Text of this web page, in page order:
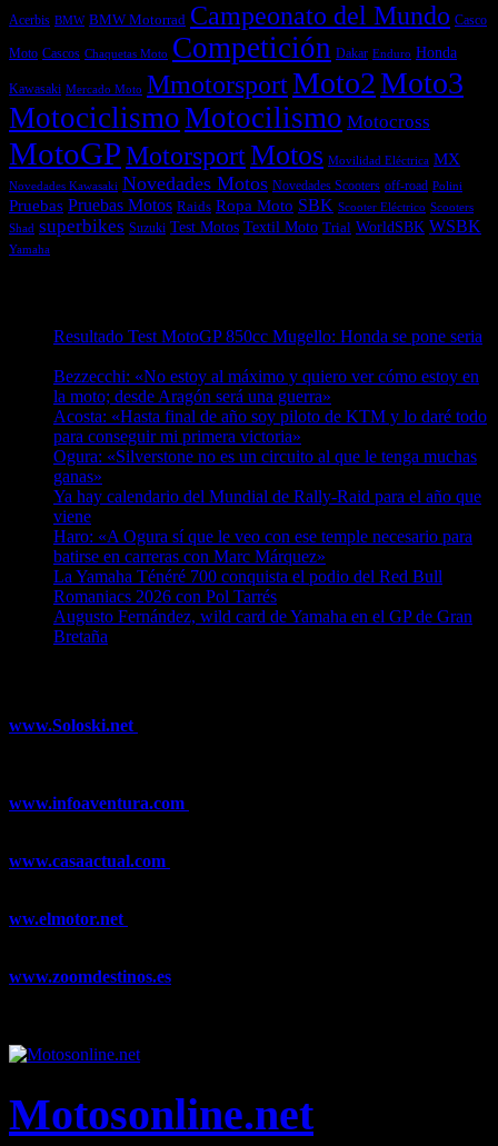
Acerbis BMW BMW Motorrad Campeonato del Mundo Casco
Moto Cascos Chaquetas Moto Competición Dakar Enduro Honda
Kawasaki Mercado Moto MmotorsportMoto2Moto3
MotociclismoMotocilismo Motocross
MotoGPMotorsportMotos Movilidad Eléctrica MX
Novedades Kawasaki Novedades Motos Novedades Scooters off-road Polini
Pruebas Pruebas Motos Raids Ropa Moto SBK Scooter Eléctrico Scooters
Shad superbikes Suzuki Test Motos Textil Moto Trial WorldSBK WSBK
Yamaha
Resultado Test MotoGP 850cc Mugello: Honda se pone seria
Bezzecchi: «No estoy al máximo y quiero ver cómo estoy en
la moto; desde Aragón será una guerra»
Acosta: «Hasta final de año soy piloto de KTM y lo daré todo
para conseguir mi primera victoria»
Ogura: «Silverstone no es un circuito al que le tenga muchas
ganas»
Ya hay calendario del Mundial de Rally-Raid para el año que
viene
Haro: «A Ogura sí que le veo con ese temple necesario para
batirse en carreras con Marc Márquez»
La Yamaha Ténéré 700 conquista el podio del Red Bull
Romaniacs 2026 con Pol Tarrés
Augusto Fernández, wild card de Yamaha en el GP de Gran
Bretaña
www.Soloski.net
www.infoaventura.com
www.casaactual.com
ww.elmotor.net
www.zoomdestinos.es
Motosonline.net